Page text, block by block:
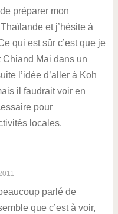
préparer mon
et j’hésite à
qui est sûr c’est que je
Mai dans un
l’idée d’aller à Koh
il faudrait voir en
pour
locales.
parlé de
que c’est à voir,